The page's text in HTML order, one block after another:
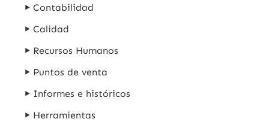
Contabilidad
Calidad
Recursos Humanos
Puntos de venta
Informes e históricos
Herramientas